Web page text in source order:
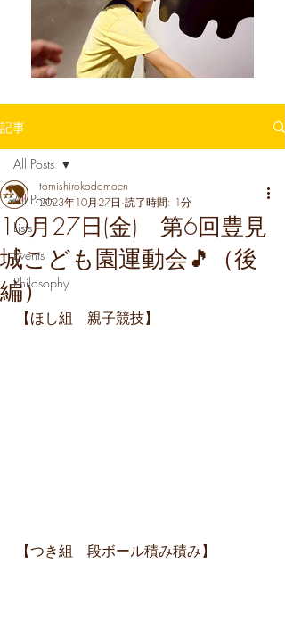
記事
All Posts
Lists
Events
Philosophy
All Posts
10月27日(金) 第6回豊見
城こども園運動会🎵（後
編）
tomishirokodomoen
2023年10月27日 読了時間: 1分
【ほし組　親子競技】
【つき組　段ボール積み積み】